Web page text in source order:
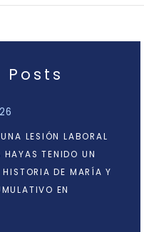
Posts
LESIÓN LABORAL
HAYAS TENIDO UN
DE MARÍA Y
EN